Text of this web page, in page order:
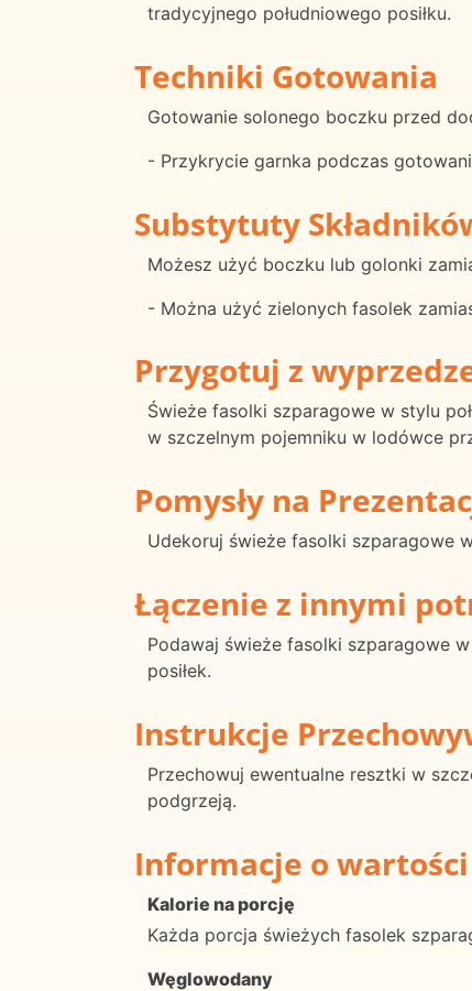
tradycyjnego południowego posiłku.
Techniki Gotowania
Gotowanie solonego boczku przed
- Przykrycie garnka podczas
Substytuty
Możesz użyć boczku lub golonki
- Można użyć zielonych fasolek
Przygotuj z
Świeże fasolki szparagowe w stylu
w szczelnym pojemniku w lodówce
Pomysły na
Udekoruj świeże fasolki szparagowe
Łączenie z innymi
Podawaj świeże fasolki szparagowe
posiłek.
Instrukcje
Przechowuj ewentualne resztki w
podgrzeją.
Informacje o
Kalorie na porcję
Każda porcja świeżych fasolek
Węglowodany